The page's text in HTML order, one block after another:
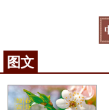
图文